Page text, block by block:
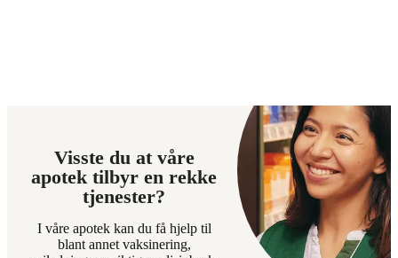
Visste du at våre
apotek tilbyr en rekke
tjenester?
I våre apotek kan du få hjelp til
blant annet vaksinering,